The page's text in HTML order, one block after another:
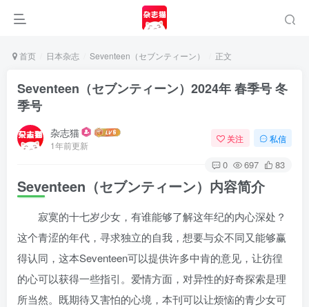
首页 日本杂志 Seventeen（セブンティーン） 正文
Seventeen（セブンティーン）2024年 春季号 冬
季号
杂志猫
1年前更新
关注 私信
0 697 83
Seventeen（セブンティーン）内容简介
寂寞的十七岁少女，有谁能够了解这年纪的内心深处？
这个青涩的年代，寻求独立的自我，想要与众不同又能够赢
得认同，这本Seventeen可以提供许多中肯的意见，让彷徨
的心可以获得一些指引。爱情方面，对异性的好奇探索是理
所当然。既期待又害怕的心境，本刊可以让烦恼的青少女可